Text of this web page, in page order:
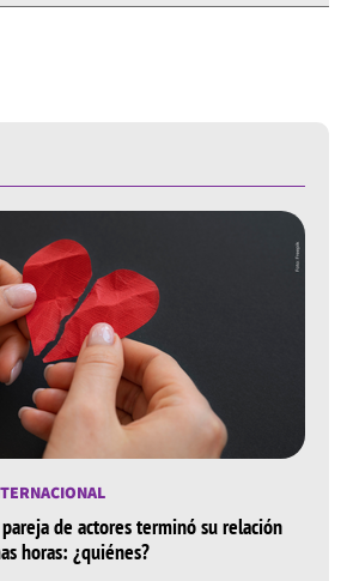
de actores terminó su relación
horas: ¿quiénes?